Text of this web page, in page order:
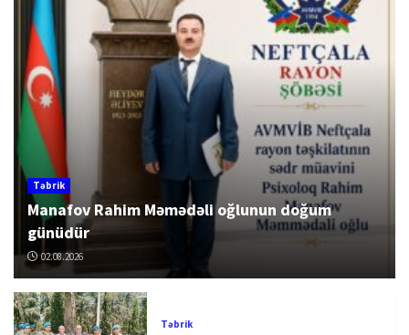
Təbrik
Manafov Rahim Məmədəli oğlunun doğum
günüdür
02.08.2026
Təbrik